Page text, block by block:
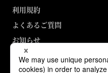
利用規約
よくあるご質問
お知らせ